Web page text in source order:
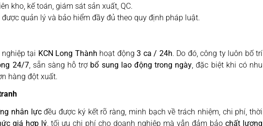
kho, kế toán, giám sát sản xuất, QC.
được quản lý và bảo hiểm đầy đủ theo quy định pháp luật.
tại KCN Long Thành hoạt động3 ca / 24h. Do đó, công ty luôn bố trí
24/7, sẵn sàng hỗ trợ bổ sung lao động trong ngày , đặc biệt khi có nhu
hàng đột xuất.
nhân lựcđều được ký kết rõ ràng, minh bạch về trách nhiệm, chi phí, thời
giá hợp lý, tối ưu chi phí cho doanh nghiệp mà vẫn đảm bảochất lượng